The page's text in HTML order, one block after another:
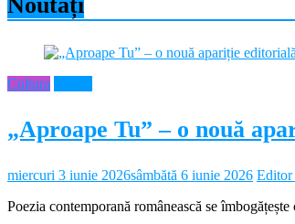
Noutăți
Cultura
„Aproape Tu” – o nouă
miercuri 3 iunie 2026sâmbătă 6 iunie 2026
Poezia contemporană românească se